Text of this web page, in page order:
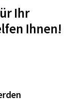
Ihr
Ihnen!